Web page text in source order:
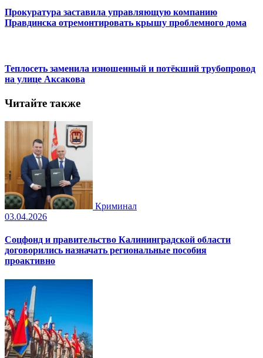
Прокуратура заставила управляющую компанию
Правдинска отремонтировать крышу проблемного дома
Теплосеть заменила изношенный и потёкший трубопровод
на улице Аксакова
Читайте также
Криминал
03.04.2026
Соцфонд и правительство Калининградской области
договорились назначать региональные пособия
проактивно